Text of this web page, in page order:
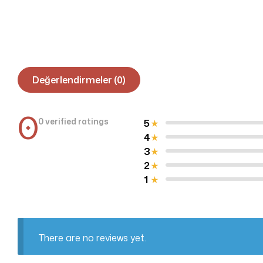
Değerlendirmeler (0)
00 verified ratings
1
2
3
4
5
There are no reviews yet.